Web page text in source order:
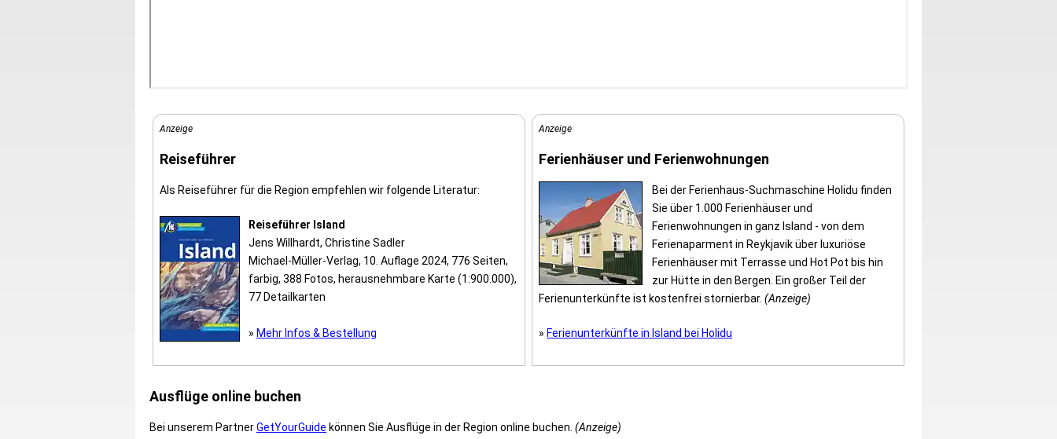
Anzeige
Reiseführer
Als Reiseführer für die Region empfehlen wir folgende Literatur:
Reiseführer Island
Jens Willhardt, Christine Sadler
Michael-Müller-Verlag, 10. Auflage 2024, 776 Seiten,
farbig, 388 Fotos, herausnehmbare Karte (1:900.000),
77 Detailkarten
» Mehr Infos & Bestellung
Anzeige
Ferienhäuser und Ferienwohnungen
Bei der Ferienhaus-Suchmaschine Holidu finden
Sie über 1.000 Ferienhäuser und
Ferienwohnungen in ganz Island - von dem
Ferienaparment in Reykjavik über luxuriöse
Ferienhäuser mit Terrasse und Hot Pot bis hin
zur Hütte in den Bergen. Ein großer Teil der
Ferienunterkünfte ist kostenfrei stornierbar. (Anzeige)
» Ferienunterkünfte in Island bei Holidu
Ausflüge online buchen
Bei unserem PartnerGetYourGuide können Sie Ausflüge in der Region online buchen. (Anzeige)